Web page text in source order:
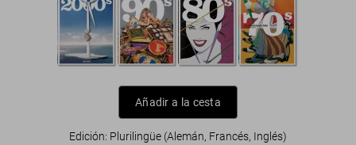
Añadir a la cesta
Edición: Plurilingüe (Alemán, Francés, Inglés)